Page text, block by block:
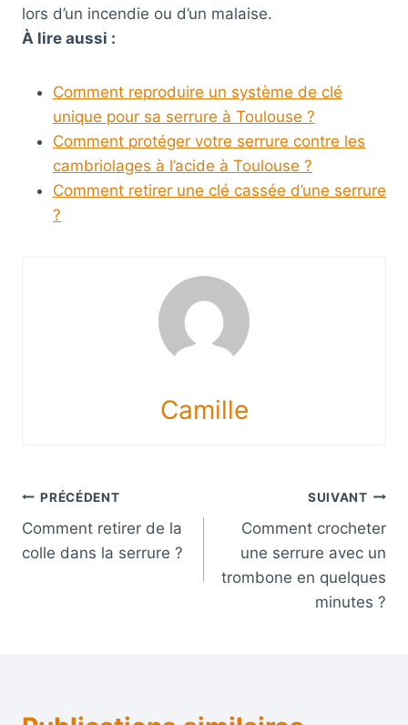
lors d’un incendie ou d’un malaise.
À lire aussi :
Comment reproduire un système de clé
unique pour sa serrure à Toulouse ?
Comment protéger votre serrure contre les
cambriolages à l’acide à Toulouse ?
Comment retirer une clé cassée d’une serrure
?
Camille
Navigation
de
PRÉCÉDENT
Comment retirer de la
colle dans la serrure ?
SUIVANT
Comment crocheter
une serrure avec un
trombone en quelques
minutes ?